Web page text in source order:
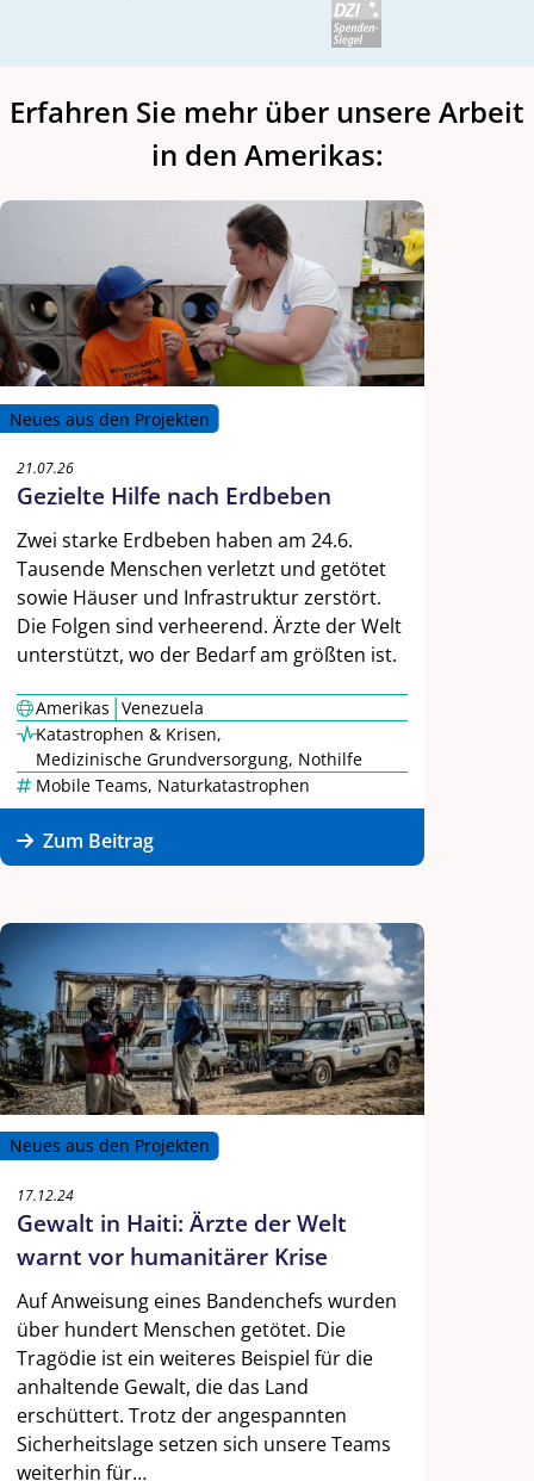
Erfahren Sie mehr über unsere Arbeit
in den Amerikas:
Neues aus den Projekten
21.07.26
Gezielte Hilfe nach Erdbeben
Zwei starke Erdbeben haben am 24.6.
Tausende Menschen verletzt und getötet
sowie Häuser und Infrastruktur zerstört.
Die Folgen sind verheerend. Ärzte der Welt
unterstützt, wo der Bedarf am größten ist.
Amerikas|Venezuela
Katastrophen & Krisen,
Medizinische Grundversorgung, Nothilfe
Mobile Teams, Naturkatastrophen
Zum Beitrag
Neues aus den Projekten
17.12.24
Gewalt in Haiti: Ärzte der Welt
warnt vor humanitärer Krise
Auf Anweisung eines Bandenchefs wurden
über hundert Menschen getötet. Die
Tragödie ist ein weiteres Beispiel für die
anhaltende Gewalt, die das Land
erschüttert. Trotz der angespannten
Sicherheitslage setzen sich unsere Teams
weiterhin für…